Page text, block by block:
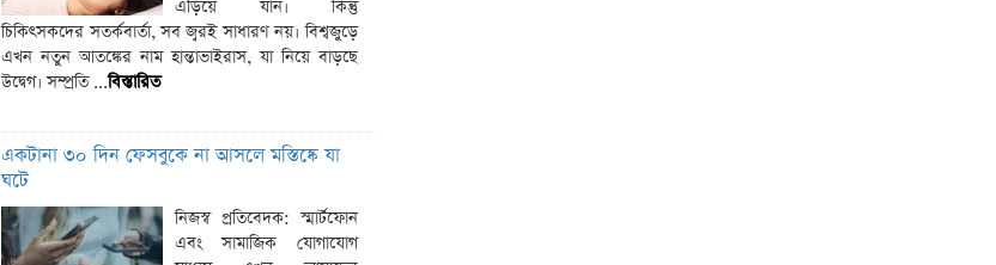
এড়িয়ে যান। কিন্তু
চিকিৎসকদের সতর্কবার্তা, সব জ্বরই সাধারণ নয়। বিশ্বজুড়ে
এখন নতুন আতঙ্কের নাম হান্তাভাইরাস, যা নিয়ে বাড়ছে
উদ্বেগ। সম্প্রতি ...বিস্তারিত
একটানা ৩০ দিন ফেসবুকে না আসলে মস্তিষ্কে যা
ঘটে
নিজস্ব প্রতিবেদক: স্মার্টফোন
এবং সামাজিক যোগাযোগ